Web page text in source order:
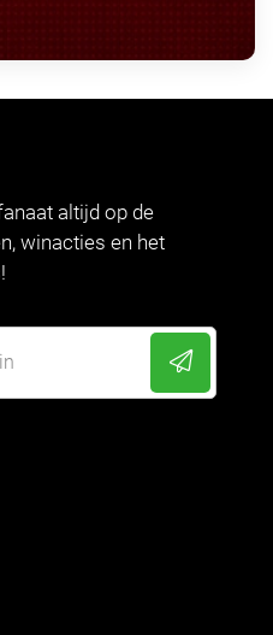
altijd op de
winacties en het